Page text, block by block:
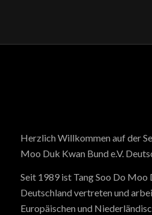
Herzlich Willkommen auf der
Moo Duk Kwan Bund e.V.
Seit 1989 ist Tang Soo Do Moo
Deutschland vertreten und
Europäischen und